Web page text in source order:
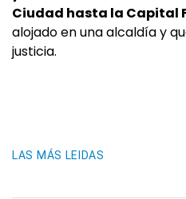
Ciudad hasta la Capital
alojado en una alcaldía y
justicia.
LAS MÁS LEIDAS